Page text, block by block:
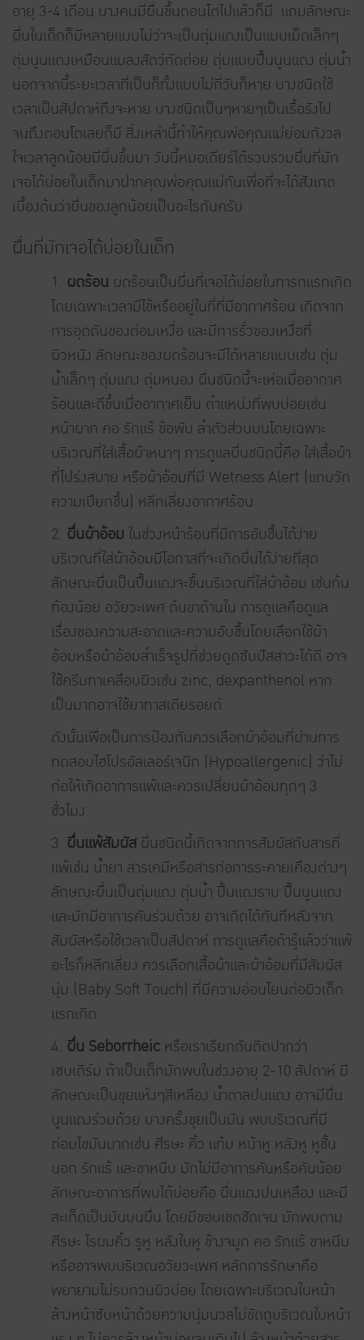
อายุ 3-4 เดือน บางคนมีผื่นขึ้นตอนโตไปแล้วก็มี แถมลักษณะ
ผื่นในเด็กก็มีหลายแบบไม่ว่าจะเป็นตุ่มแดงเป็นแบบเม็ดเล็กๆ
ตุ่มนูนแดงเหมือนแมลงสัตว์กัดต่อย ตุ่มแบบปื้นนูนแดง ตุ่มน้ำ
นอกจากนี้ระยะเวลาที่เป็นก็ทั้งแบบไม่กี่วันก็หาย บางชนิดใช้
เวลาเป็นสัปดาห์ถึงจะหาย บางชนิดเป็นๆหายๆเป็นเรื้อรังไป
จนถึงตอนโตเลยก็มี สิ่งเหล่านี้ทำให้คุณพ่อคุณแม่ย่อมกังวล
ใจเวลาลูกน้อยมีผื่นขึ้นมา วันนี้หมอเดียร์ได้รวบรวมผื่นที่มัก
เจอได้บ่อยในเด็กมาฝากคุณพ่อคุณแม่กันเพื่อที่จะได้สังเกต
เบื้องต้นว่าผื่นของลูกน้อยเป็นอะไรกันครับ
ผื่นที่มักเจอได้บ่อยในเด็ก
1. ผดร้อน ผดร้อนเป็นผื่นที่เจอได้บ่อยในทารกแรกเกิด
โดยเฉพาะเวลามีไข้หรืออยู่ในที่ที่มีอากาศร้อน เกิดจาก
การอุดตันของต่อมเหงื่อ และมีการรั่วของเหงื่อที่
ผิวหนัง ลักษณะของผดร้อนจะมีได้หลายแบบเช่น ตุ่ม
น้ำเล็กๆ ตุ่มแดง ตุ่มหนอง ผื่นชนิดนี้จะเห่อเมื่ออากาศ
ร้อนและดีขึ้นเมื่ออากาศเย็น ตำแหน่งที่พบบ่อยเช่น
หน้าผาก คอ รักแร้ ข้อพับ ลำตัวส่วนบนโดยเฉพาะ
บริเวณที่ใส่เสื้อผ้าหนาๆ การดูแลผื่นชนิดนี้คือ ใส่เสื้อผ้า
ที่โปร่งสบาย หรือผ้าอ้อมที่มี Wetness Alert (แถบวัด
ความเปียกชื้น) หลีกเลี่ยงอากาศร้อน
2. ผื่นผ้าอ้อม ในช่วงหน้าร้อนที่มีการอับชื้นได้ง่าย
บริเวณที่ใส่ผ้าอ้อมมีโอกาสที่จะเกิดผื่นได้ง่ายที่สุด
ลักษณะผื่นเป็นปื้นแดงจะขึ้นบริเวณที่ใส่ผ้าอ้อม เช่นก้น
ท้องน้อย อวัยวะเพศ ต้นขาด้านใน การดูแลคือดูแล
เรื่องของความสะอาดและความอับชื้นโดยเลือกใช้ผ้า
อ้อมหรือผ้าอ้อมสำเร็จรูปที่ช่วยดูดซับปัสสาวะได้ดี อาจ
ใช้ครีมทาเคลือบผิวเช่น zinc, dexpanthenol หาก
เป็นมากอาจใช้ยาทาสเตียรอยด์
ดังนั้นเพื่อเป็นการป้องกันควรเลือกผ้าอ้อมที่ผ่านการ
ทดสอบไฮโปรอัลเลอร์เจนิก (Hypoallergenic) ว่าไม่
ก่อให้เกิดอาการแพ้และควรเปลี่ยนผ้าอ้อมทุกๆ 3
ชั่วโมง
3. ผื่นแพ้สัมผัสผื่นชนิดนี้เกิดจากการสัมผัสกับสารที่
แพ้เช่น น้ำยา สารเคมีหรือสารก่อการระคายเคืองต่างๆ
ลักษณะผื่นเป็นตุ่มแดง ตุ่มน้ำ ปื้นแดงราบ ปื้นนูนแดง
และมักมีอาการคันร่วมด้วย อาจเกิดได้ทันทีหลังจาก
สัมผัสหรือใช้เวลาเป็นสัปดาห์ การดูแลคือถ้ารู้แล้วว่าแพ้
อะไรก็หลีกเลี่ยง ควรเลือกเสื้อผ้าและผ้าอ้อมที่มีสัมผัส
นุ่ม (Baby Soft Touch) ที่มีความอ่อนโยนต่อผิวเด็ก
แรกเกิด
4. ผื่น Seborrheic หรือเราเรียกกันติดปากว่า
เซบเดิร์ม ถ้าเป็นเด็กมักพบในช่วงอายุ 2-10 สัปดาห์ มี
ลักษณะเป็นขุยแห้งๆสีเหลือง น้ำตาลปนแดง อาจมีผื่น
นูนแดงร่วมด้วย บางครั้งขุยเป็นมัน พบบริเวณที่มี
ต่อมไขมันมากเช่น ศีรษะ คิ้ว แก้ม หน้าหู หลังหู หูชั้น
นอก รักแร้ และขาหนีบ มักไม่มีอาการคันหรือคันน้อย
ลักษณะอาการที่พบได้บ่อยคือ ผื่นแดงปนเหลือง และมี
สะเก็ดเป็นมันบนผื่น โดยมีขอบเขตชัดเจน มักพบตาม
ศีรษะ ไรผมคิ้ว รูหู หลังใบหู ข้างจมูก คอ รักแร้ ขาหนีบ
หรืออาจพบบริเวณอวัยวะเพศ หลักการรักษาคือ
พยายามไม่รบกวนผิวบ่อย โดยเฉพาะบริเวณใบหน้า
ล้างหน้าซับหน้าด้วยความนุ่มนวลไม่ขัดถูบริเวณใบหน้า